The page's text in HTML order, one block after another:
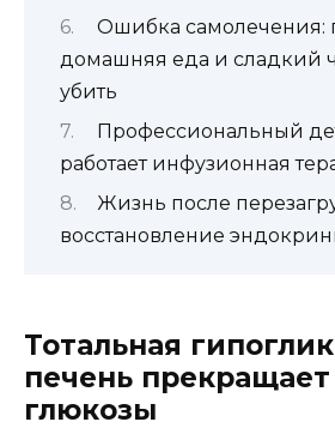
Ошибка самолечения:
домашняя еда и сладкий
убить
Профессиональный
работает инфузионная
Жизнь после
восстановление
Тотальная
печень прекращает
глюкозы